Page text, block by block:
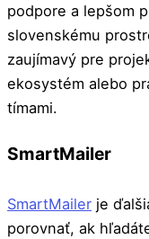
podpore a lepšom
slovenskému
zaujímavý pre
ekosystém alebo
tímami.
SmartMailer
SmartMailer je
porovnať, ak